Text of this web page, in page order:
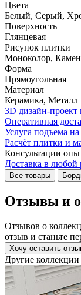
Цвета
Белый, Серый,
Поверхность
Глянцевая
Рисунок плитки
Моноколор,
Форма
Прямоугольная
Материал
Керамика, Металл
3D дизайн-проект
Оперативная
Услуга подъема
Расчёт плитки и
Консультации
Доставка в любой
Все товары
Отзывы и
Отзывов о
отзыв и станьте
Хочу оставить
Другие коллекции